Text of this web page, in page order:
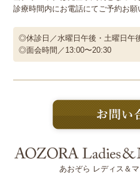
診療時間内にお電話にてご予約お願
◎休診日／水曜日午後・土曜日
◎面会時間／13:00〜20:30
あおぞら レディス＆